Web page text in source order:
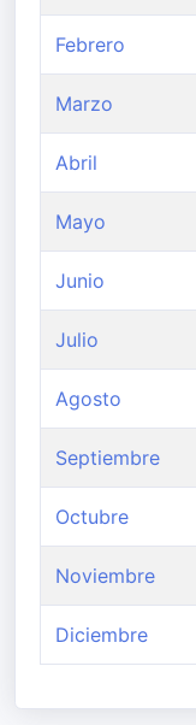
Febrero
Marzo
Abril
Mayo
Junio
Julio
Agosto
Septiembre
Octubre
Noviembre
Diciembre